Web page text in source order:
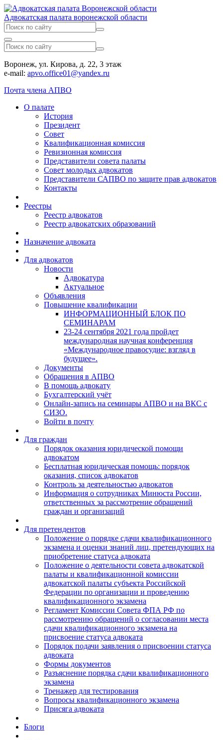
Адвокатская палата воронежской области
Воронеж, ул. Кирова, д. 22, 3 этаж
e-mail: apvo.office01@yandex.ru
Почта члена АПВО
О палате
История
Президент
Совет
Квалификационная комиссия
Ревизионная комиссия
Представители совета палаты
Совет молодых адвокатов
Представители САПВО по защите прав адвокатов
Контакты
Реестры
Реестр адвокатов
Реестр адвокатских образований
Назначение адвоката
Для адвокатов
Новости
Адвокатура
Актуальное
Объявления
Повышение квалификации
ИНФОРМАЦИОННЫЙ БЛОК ПО
СЕМИНАРАМ
23-24 сентября 2021 года пройдет
международная научная конференция
«Международное правосудие: взгляд в
будущее».
Документы
Обращения в АПВО
В помощь адвокату
Бухгалтерский учёт
Онлайн-запись на семинары АПВО и на ВКС с
СИЗО.
Войти в почту
Для граждан
Порядок оказания юридической помощи
адвокатом
Бесплатная юридическая помощь: порядок
оказания, список адвокатов
Контроль за деятельностью адвокатов
Информация о сотрудниках Минюста России,
ответственных за рассмотрение обращений
граждан и организаций
Для претендентов
Положение о порядке сдачи квалификационного
экзамена и оценки знаний лиц, претендующих на
приобретение статуса адвоката
Положение о деятельности совета адвокатской
палаты и квалификационной комиссии
адвокатской палаты субъекта Российской
Федерации по организации и проведению
квалификационного экзамена
Регламент Комиссии Совета ФПА РФ по
рассмотрению обращений о согласовании места
сдачи квалификационного экзамена на
присвоение статуса адвоката
Порядок подачи заявления о присвоении статуса
адвоката
Формы документов
Разъяснение порядка сдачи квалификационного
экзамена
Тренажер для тестирования
Вопросы квалификационного экзамена
Присяга адвоката
Блоги